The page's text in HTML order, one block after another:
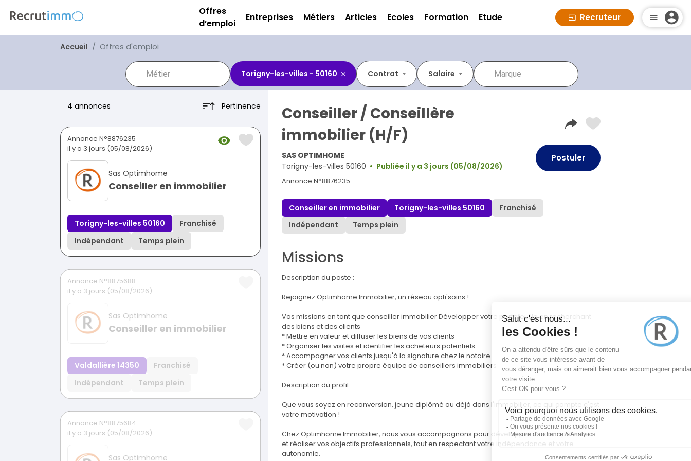
Offres
d’emploi
Entreprises Métiers Articles Ecoles Formation Etude Recruteur
Accueil Offres d'emploi
Torigny-les-villes - 50160 Contrat Salaire
4 annonces Pertinence
Annonce N°8876235
il y a 3 jours (05/08/2026)
Sas Optimhome
Conseiller en immobilier
Torigny-les-villes 50160
Franchisé
Indépendant
Temps plein
Annonce N°8875688
il y a 3 jours (05/08/2026)
Sas Optimhome
Conseiller en immobilier
Valdallière 14350
Franchisé
Indépendant
Temps plein
Annonce N°8875684
il y a 3 jours (05/08/2026)
Sas Optimhome
Conseiller / Conseillère
immobilier (H/F)
SAS OPTIMHOME
Torigny-les-Villes 50160
Publiée il y a 3 jours (05/08/2026)
Annonce N°8876235
Postuler
Conseiller en immobilier Torigny-les-villes 50160
Franchisé
Indépendant
Temps plein
Missions
Description du poste :
Rejoignez Optimhome Immobilier, un réseau opti'soins !
Vos missions en tant que conseiller immobilier Développer votre portefeuille en recherchant
des biens et des clients
* Mettre en valeur et diffuser les biens de vos clients
* Organiser les visites et identifier les acheteurs potentiels
* Accompagner vos clients jusqu'à la signature chez le notaire
* Créer (ou non) votre propre équipe de conseillers immobiliers
Description du profil :
Que vous soyez en reconversion, jeune diplômé ou déjà dans l'immobilier, ce qui compte c'est
votre motivation !
Chez Optimhome Immobilier, nous vous accompagnons pour développer vos compétences
et réaliser vos objectifs professionnels, tout en respectant votre indépendance et votre
autonomie.